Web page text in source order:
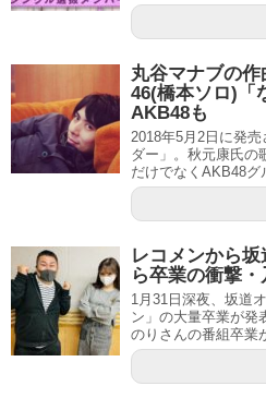
丸谷マナブの
46(橋本ソロ)「
AKB48も
2018年5月2日に発
ダー」。秋元康氏の
だけでなくAKB48グ
レコメンから
ら卒業の衝撃
1月31日深夜、坂道
ン」の大量卒業が発
のりさんの番組卒業